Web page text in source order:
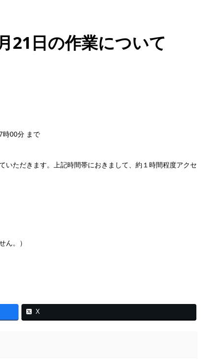
21日の作業について
時00分 まで
いただきます。上記時間帯におきまして、約１時間程度アクセ
ん。）
X